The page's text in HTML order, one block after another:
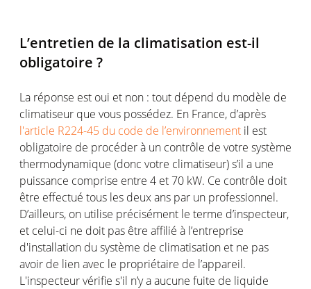
L’entretien de la climatisation est-il
obligatoire ?
La réponse est oui et non : tout dépend du modèle de
climatiseur que vous possédez. En France, d’après
l'article R224-45 du code de l’environnement il est
obligatoire de procéder à un contrôle de votre système
thermodynamique (donc votre climatiseur) s’il a une
puissance comprise entre 4 et 70 kW. Ce contrôle doit
être effectué tous les deux ans par un professionnel.
D’ailleurs, on utilise précisément le terme d’inspecteur,
et celui-ci ne doit pas être affilié à l’entreprise
d'installation du système de climatisation et ne pas
avoir de lien avec le propriétaire de l’appareil.
L'inspecteur vérifie s'il n’y a aucune fuite de liquide